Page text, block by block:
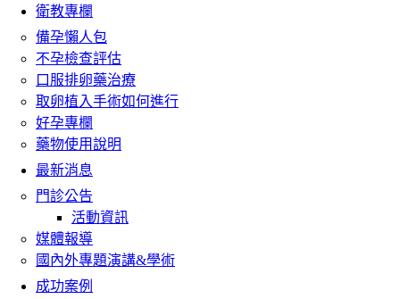
衛教專欄
備孕懶人包
不孕檢查評估
口服排卵藥治療
取卵植入手術如何進行
好孕專欄
藥物使用說明
最新消息
門診公告
活動資訊
媒體報導
國內外專題演講&學術
成功案例